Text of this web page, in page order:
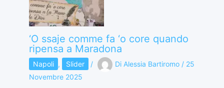
‘O ssaje comme fa ‘o core quando
ripensa a Maradona
Napoli , Slider / Di Alessia Bartiromo / 25
Novembre 2025